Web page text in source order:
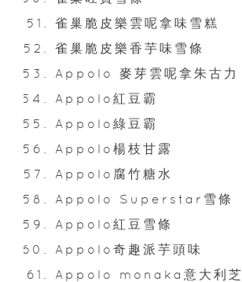
雀巢脆皮樂雲呢拿味雪糕
雀巢脆皮樂香芋味雪條
Appolo 麥芽雲呢拿朱古力
Appolo紅豆霸
Appolo綠豆霸
Appolo楊枝甘露
Appolo腐竹糖水
Appolo Superstar雪條
Appolo紅豆雪條
Appolo奇趣派芋頭味
Appolo monaka意大利芝